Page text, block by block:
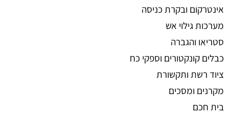
אינטרקום ובקרת כניסה
מערכות גילוי אש
סטריאו והגברה
כבלים קונקטורים וספקי כח
ציוד רשת ותקשורת
מקרנים ומסכים
בית חכם